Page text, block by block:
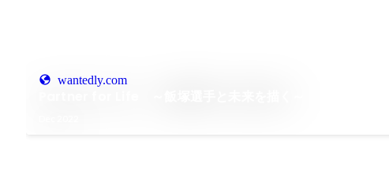
wantedly.com